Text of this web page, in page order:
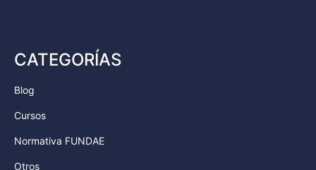
CATEGORÍAS
Blog
Cursos
Normativa FUNDAE
Otros